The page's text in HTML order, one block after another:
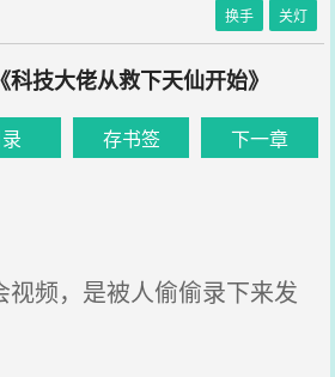
换手 关灯
技大佬从救下天仙开始》
存书签 下一章
频，是被人偷偷录下来发